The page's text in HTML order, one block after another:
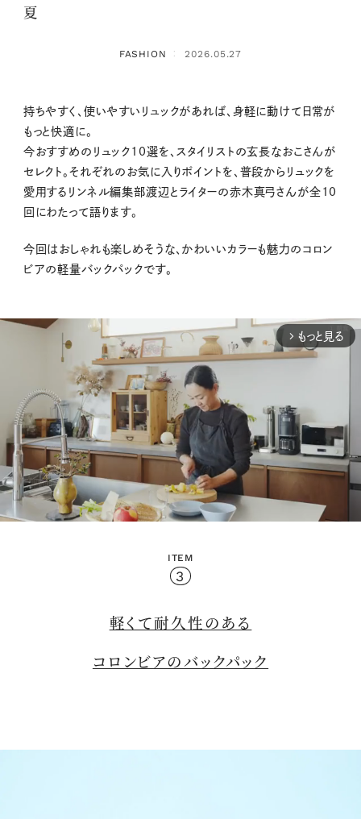
夏
FASHION ： 2026.05.27
持ちやすく、使いやすいリュックがあれば、身軽に動けて日常が
もっと快適に。
今おすすめのリュック10選を、スタイリストの玄長なおこさんが
セレクト。それぞれのお気に入りポイントを、普段からリュックを
愛用するリンネル編集部渡辺とライターの赤木真弓さんが全10
回にわたって語ります。
今回はおしゃれも楽しめそうな、かわいいカラーも魅力のコロン
ビアの軽量バックパックです。
arrow_forward_ios もっと見る
ITEM
3
軽くて耐久性のある
コロンビアのバックパック